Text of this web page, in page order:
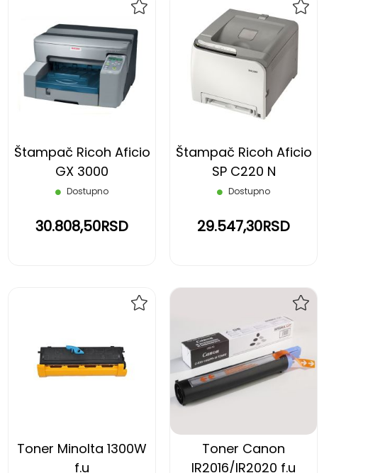
Štampač Ricoh Aficio
GX 3000
Dostupno
30.808,50RSD
Štampač Ricoh Aficio
SP C220 N
Dostupno
29.547,30RSD
Toner Minolta 1300W
f.u
Toner Canon
IR2016/IR2020 f.u
NA
LISTU